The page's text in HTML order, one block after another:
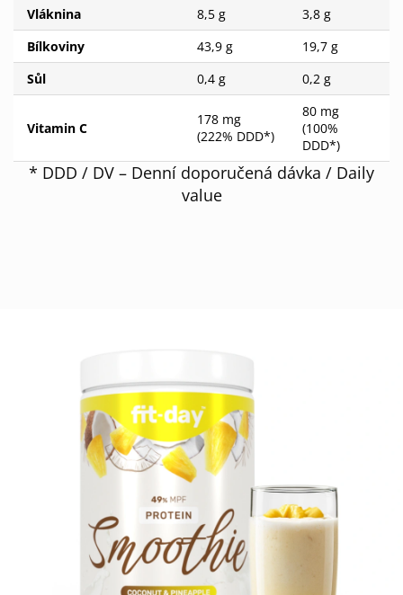
Vláknina
8,5 g
3,8 g
Bílkoviny
43,9 g
19,7 g
Sůl
0,4 g 0,2 g
Vitamin C
178 mg
(222% DDD*)
80 mg
(100%
DDD*)
* DDD / DV – Denní doporučená dávka / Daily
value